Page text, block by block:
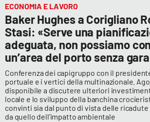
ECONOMIA E LAVORO
Baker Hughes a Corigliano
Stasi: «Serve una
adeguata, non possiamo
un’area del porto senza
Conferenza dei capigruppo con il
portuale e i vertici della multinazionale.
disponibile a discutere ulteriori
locale e lo sviluppo della banchina
convinti sia dal punto di vista delle ricadute
da quello dell'impatto ambientale